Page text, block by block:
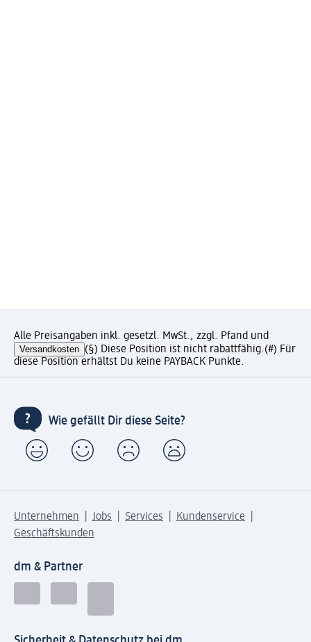
Alle Preisangaben inkl. gesetzl. MwSt., zzgl. Pfand und
Versandkosten (§) Diese Position ist nicht rabattfähig.(#) Für
diese Position erhältst Du keine PAYBACK Punkte.
Wie gefällt Dir diese Seite?
Unternehmen Jobs Services
Kundenservice
Geschäftskunden
dm & Partner